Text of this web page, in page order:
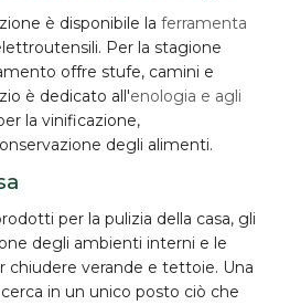
è disponibile la ferramenta
Per la stagione
offre stufe, camini e
è dedicato all'enologia e agli
la vinificazione,
degli alimenti.
per la pulizia della casa, gli
degli ambienti interni e le
chiudere verande e tettoie. Una
in un unico posto ciò che